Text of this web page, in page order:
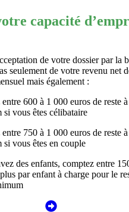
capacité
de votre dossier par la
seulement de votre revenu net
mais également :
600 à 1 000 euros de reste
si vous êtes célibataire
750 à 1 000 euros de reste
si vous êtes en couple
des enfants, comptez entre
par enfant à charge pour le